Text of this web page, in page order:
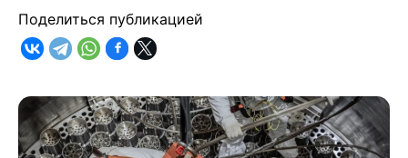
Поделиться публикацией